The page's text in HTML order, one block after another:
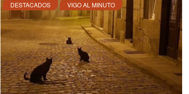
DESTACADOS VIGO AL MINUTO